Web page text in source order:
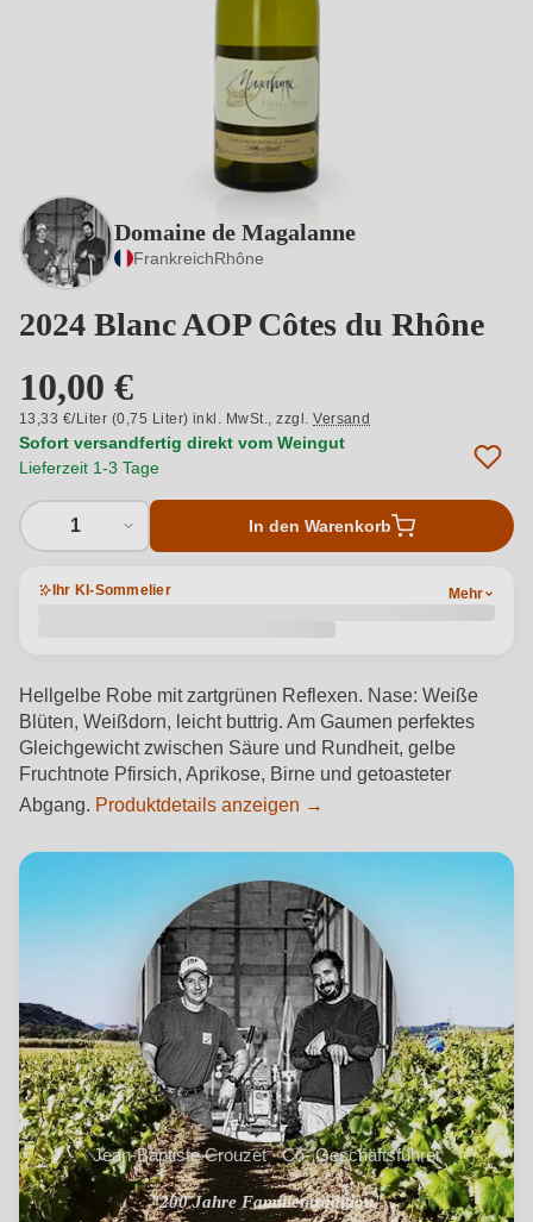
Domaine de Magalanne
FrankreichRhône
2024 Blanc AOP Côtes du Rhône
10,00 €
13,33 €/Liter (0,75 Liter) inkl. MwSt.,zzgl.Versand
Sofort versandfertig direkt vom Weingut
Lieferzeit 1-3 Tage
1 In den Warenkorb
Ihr KI-Sommelier Mehr
Hellgelbe Robe mit zartgrünen Reflexen. Nase: Weiße
Blüten, Weißdorn, leicht buttrig. Am Gaumen perfektes
Gleichgewicht zwischen Säure und Rundheit, gelbe
Fruchtnote Pfirsich, Aprikose, Birne und getoasteter
Abgang. Produktdetails anzeigen →
Jean-Baptiste Crouzet · Co- Geschäftsführer
"200 Jahre Familientradition"